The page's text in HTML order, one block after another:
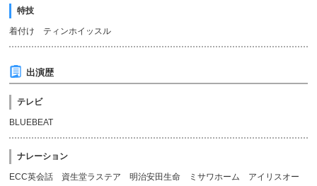
特技
着付け ティンホイッスル
出演歴
テレビ
BLUEBEAT
ナレーション
ECC英会話 資生堂ラステア 明治安田生命 ミサワホーム アイリスオー